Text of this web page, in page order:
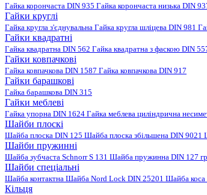
Гайка корончаста DIN 935 Гайка корончаста низька DIN
Гайки круглі
Гайка кругла з'єднувальна Гайка кругла шліцева DIN 981
Гайки квадратні
Гайка квадратна DIN 562 Гайка квадратна з фаскою DIN
Гайки ковпачкові
Гайка ковпачкова DIN 1587 Гайка ковпачкова DIN 917
Гайки барашкові
Гайка барашкова DIN 315
Гайки меблеві
Гайка упорна DIN 1624 Гайка меблева циліндрична
Шайби плоскі
Шайба плоска DIN 125 Шайба плоска збільшена DIN 9021
Шайби пружинні
Шайба зубчаста Schnorr S 131 Шайба пружинна DIN 127
Шайби спеціальні
Шайба контактна Шайба Nord Lock DIN 25201 Шайба коса
Кільця